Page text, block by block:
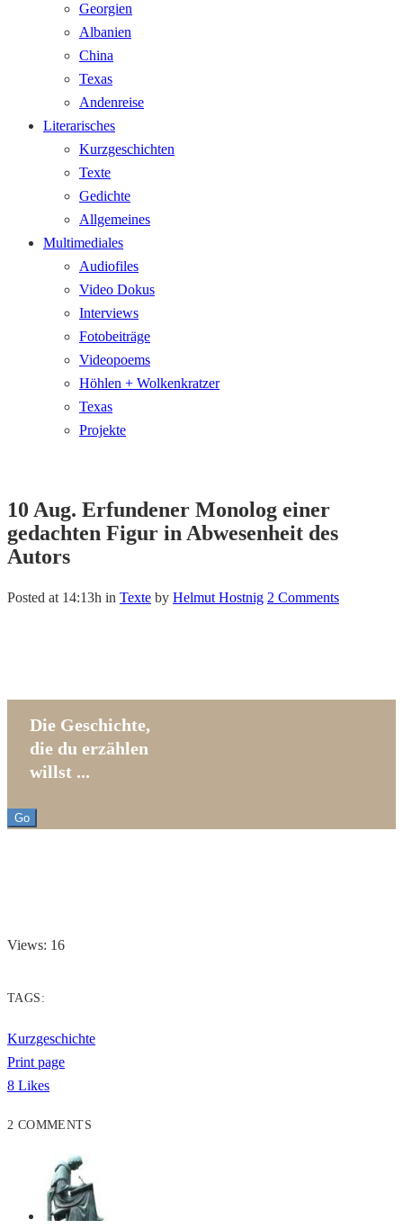
Georgien
Albanien
China
Texas
Andenreise
Literarisches
Kurzgeschichten
Texte
Gedichte
Allgemeines
Multimediales
Audiofiles
Video Dokus
Interviews
Fotobeiträge
Videopoems
Höhlen + Wolkenkratzer
Texas
Projekte
10 Aug. Erfundener Monolog einer
gedachten Figur in Abwesenheit des
Autors
Posted at 14:13h in Texte by Helmut Hostnig 2 Comments
Die Geschichte,
die du erzählen
willst ...
Go
Views: 16
TAGS:
Kurzgeschichte
Print page
8 Likes
2 COMMENTS